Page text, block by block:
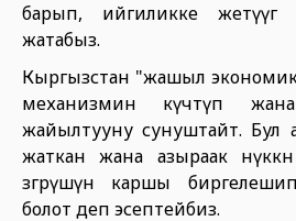
барып, ийгиликке
жатабыз.
Кыргызстан "жашыл
механизмин күчөтүп
жайылтууну сунуштайт. Бул
жаткан жана азыраак өнүккөн
өзгөрүшүнө каршы
болот деп эсептейбиз.